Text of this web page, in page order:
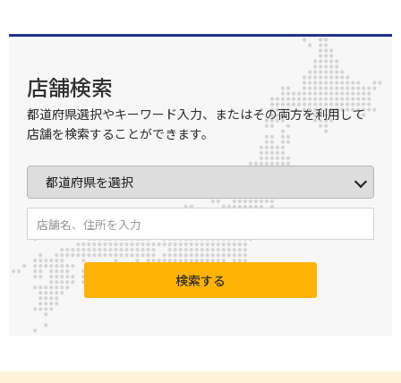
店舗検索
都道府県選択やキーワード入力、またはその両方を利用して
店舗を検索することができます。
検索する